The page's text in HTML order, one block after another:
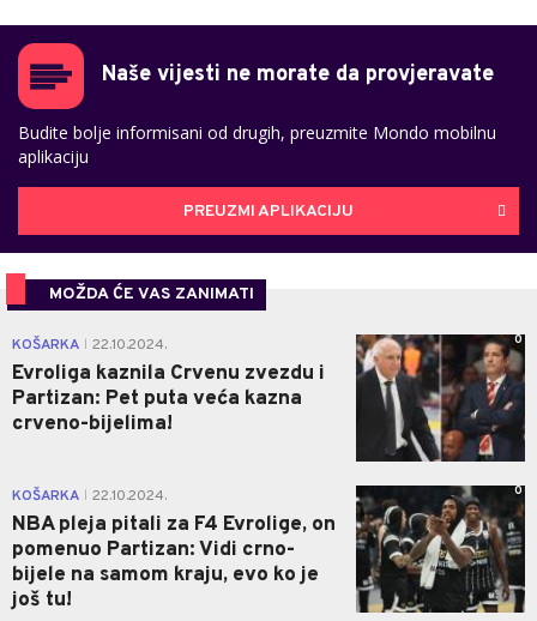
Naše vijesti ne morate da provjeravate
Budite bolje informisani od drugih, preuzmite Mondo mobilnu
aplikaciju
PREUZMI APLIKACIJU
MOŽDA ĆE VAS ZANIMATI
KOŠARKA 22.10.2024.
Evroliga kaznila Crvenu zvezdu i
Partizan: Pet puta veća kazna
crveno-bijelima!
0
KOŠARKA 22.10.2024.
NBA pleja pitali za F4 Evrolige, on
pomenuo Partizan: Vidi crno-
bijele na samom kraju, evo ko je
još tu!
0